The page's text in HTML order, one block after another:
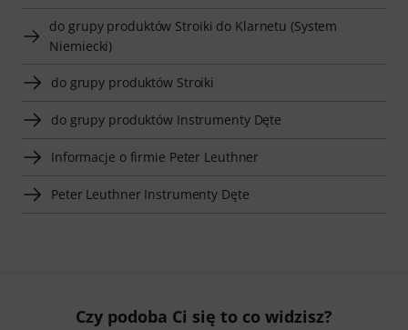
do grupy produktów Stroiki do Klarnetu (System
Niemiecki)
do grupy produktów Stroiki
do grupy produktów Instrumenty Dęte
Informacje o firmie Peter Leuthner
Peter Leuthner Instrumenty Dęte
Czy podoba Ci się to co widzisz?